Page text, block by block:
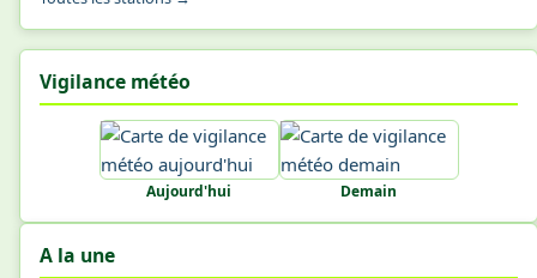
Vigilance météo
Aujourd'hui Demain
A la une